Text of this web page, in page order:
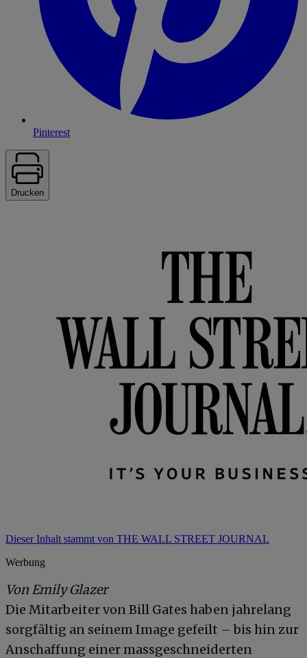
Pinterest
Drucken
Dieser Inhalt stammt von THE WALL STREET JOURNAL
Werbung
Von Emily Glazer
Die Mitarbeiter von Bill Gates haben jahrelang
sorgfältig an seinem Image gefeilt – bis hin zur
Anschaffung einer massgeschneiderten